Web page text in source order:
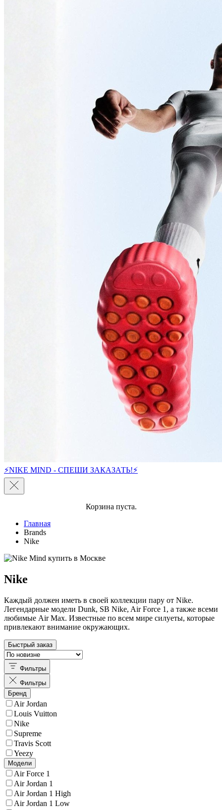
⚡NIKE MIND - СПЕШИ ЗАКАЗАТЬ!⚡
Корзина пуста.
Главная
Brands
Nike
Nike
Каждый должен иметь в своей коллекции пару от Nike.
Легендарные модели Dunk, SB Nike, Air Force 1, а также всеми
любимые Air Max. Известные по всем мире силуеты, которые
привлекают внимание окружающих.
Быстрый заказ
Фильтры
Фильтры
Бренд
Air Jordan
Louis Vuitton
Nike
Supreme
Travis Scott
Yeezy
Модели
Air Force 1
Air Jordan 1
Air Jordan 1 High
Air Jordan 1 Low